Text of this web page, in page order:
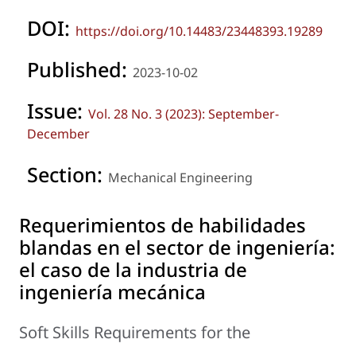
DOI: https://doi.org/10.14483/23448393.19289
Published: 2023-10-02
Issue: Vol. 28 No. 3 (2023): September-
December
Section: Mechanical Engineering
Requerimientos de habilidades
blandas en el sector de ingeniería:
el caso de la industria de
ingeniería mecánica
Soft Skills Requirements for the